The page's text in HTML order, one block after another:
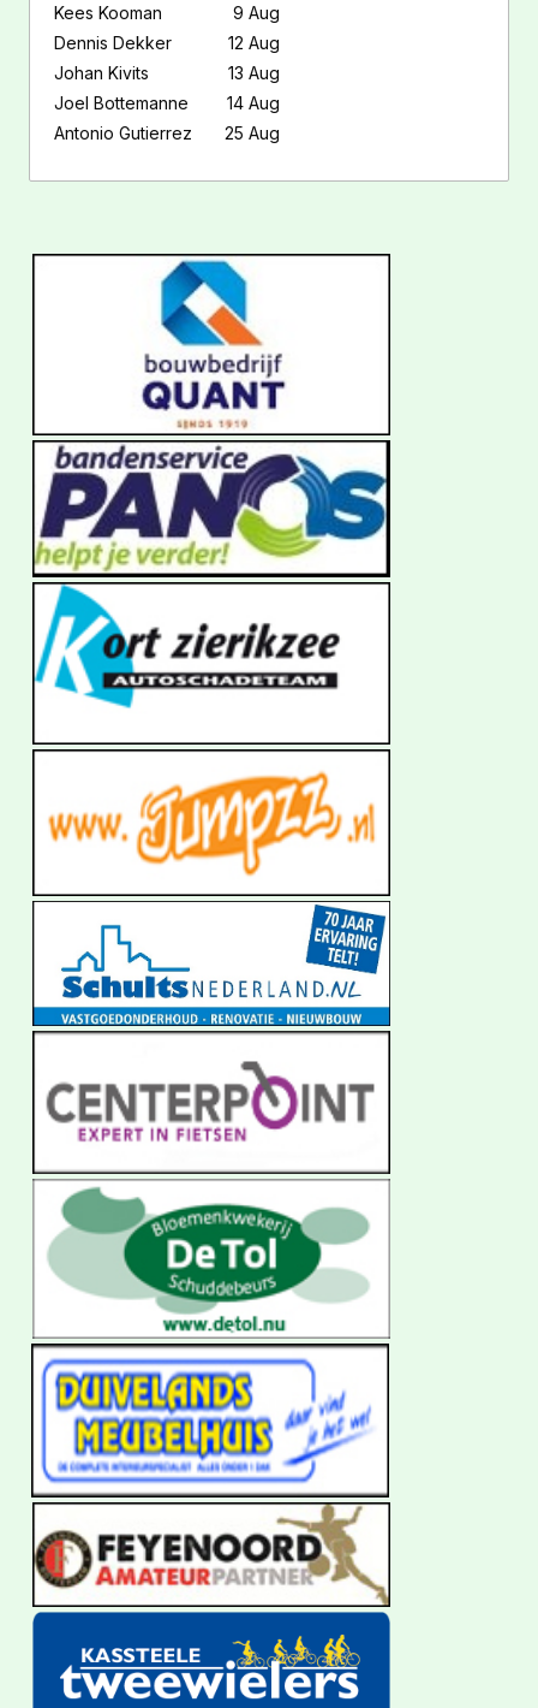
Kees Kooman
9 Aug
Dennis Dekker
12 Aug
Johan Kivits
13 Aug
Joel Bottemanne
14 Aug
Antonio Gutierrez
25 Aug